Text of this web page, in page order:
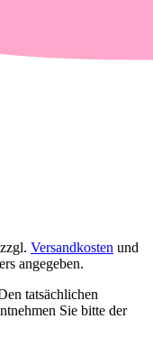
Versandkosten und
angegeben.
tatsächlichen
Sie bitte der